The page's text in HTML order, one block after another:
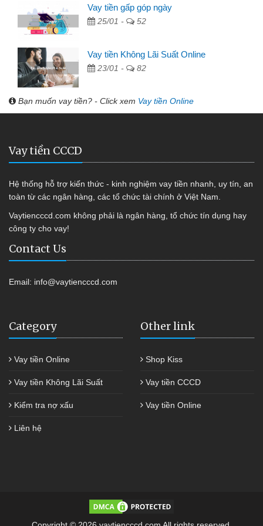
Vay tiền gấp góp ngày
25/01 - 52
Vay tiền Không Lãi Suất Online
23/01 - 82
Bạn muốn vay tiền? - Click xem Vay tiền Online
Vay tiền CCCD
Hệ thống hỗ trợ kiến thức - kinh nghiệm vay tiền nhanh, uy tín, an
toàn từ các ngân hàng, các tổ chức tài chính ở Việt Nam.
Vaytiencccd.com không phải là ngân hàng, tổ chức tín dụng hay
công ty cho vay!
Contact Us
Email: info@vaytiencccd.com
Category
Vay tiền Online
Vay tiền Không Lãi Suất
Kiểm tra nợ xấu
Liên hệ
Other link
Shop Kiss
Vay tiền CCCD
Vay tiền Online